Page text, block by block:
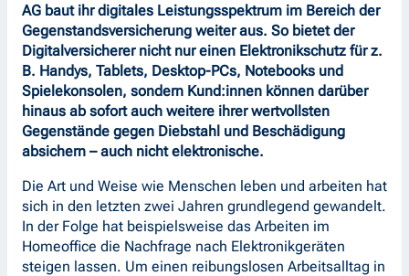
AG baut ihr digitales Leistungsspektrum im Bereich der
Gegenstandsversicherung weiter aus. So bietet der
Digitalversicherer nicht nur einen Elektronikschutz für z.
B. Handys, Tablets, Desktop-PCs, Notebooks und
Spielekonsolen, sondern Kund:innen können darüber
hinaus ab sofort auch weitere ihrer wertvollsten
Gegenstände gegen Diebstahl und Beschädigung
absichern – auch nicht elektronische.
Die Art und Weise wie Menschen leben und arbeiten hat
sich in den letzten zwei Jahren grundlegend gewandelt.
In der Folge hat beispielsweise das Arbeiten im
Homeoffice die Nachfrage nach Elektronikgeräten
steigen lassen. Um einen reibungslosen Arbeitsalltag in